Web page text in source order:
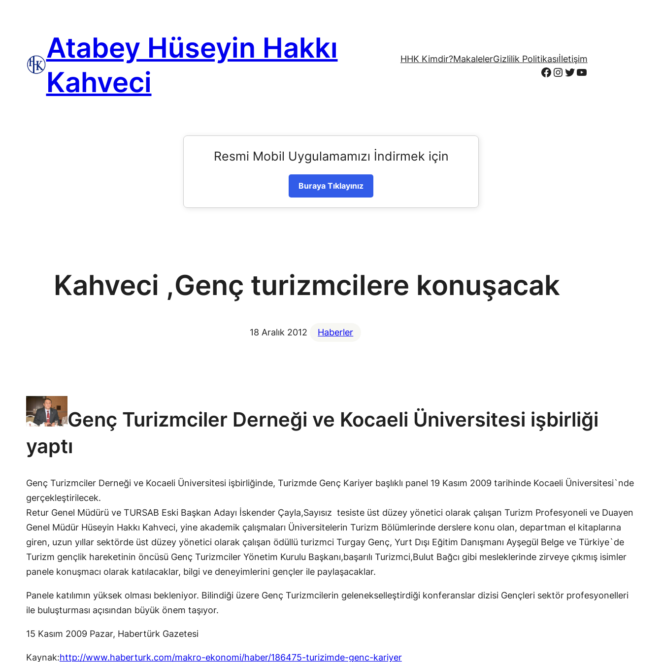
Atabey Hüseyin Hakkı
Kahveci
HHK Kimdir?MakalelerGizlilik Politikasıİletişim
Facebook
Instagram
Twitter
YouTube
Resmi Mobil Uygulamamızı İndirmek için
Buraya Tıklayınız
Kahveci ,Genç turizmcilere konuşacak
18 Aralık 2012 Haberler
Genç Turizmciler Derneği ve Kocaeli Üniversitesi işbirliği
yaptı
Genç Turizmciler Derneği ve Kocaeli Üniversitesi işbirliğinde, Turizmde Genç Kariyer başlıklı panel 19 Kasım 2009 tarihinde Kocaeli Üniversitesi`nde
gerçekleştirilecek.
Retur Genel Müdürü ve TURSAB Eski Başkan Adayı İskender Çayla,Sayısız tesiste üst düzey yönetici olarak çalışan Turizm Profesyoneli ve Duayen
Genel Müdür Hüseyin Hakkı Kahveci, yine akademik çalışmaları Üniversitelerin Turizm Bölümlerinde derslere konu olan, departman el kitaplarına
giren, uzun yıllar sektörde üst düzey yönetici olarak çalışan ödüllü turizmci Turgay Genç, Yurt Dışı Eğitim Danışmanı Ayşegül Belge ve Türkiye`de
Turizm gençlik hareketinin öncüsü Genç Turizmciler Yönetim Kurulu Başkanı,başarılı Turizmci,Bulut Bağcı gibi mesleklerinde zirveye çıkmış isimler
panele konuşmacı olarak katılacaklar, bilgi ve deneyimlerini gençler ile paylaşacaklar.
Panele katılımın yüksek olması bekleniyor. Bilindiği üzere Genç Turizmcilerin gelenekselleştirdiği konferanslar dizisi Gençleri sektör profesyonelleri
ile buluşturması açısından büyük önem taşıyor.
15 Kasım 2009 Pazar, Habertürk Gazetesi
Kaynak:http://www.haberturk.com/makro-ekonomi/haber/186475-turizimde-genc-kariyer